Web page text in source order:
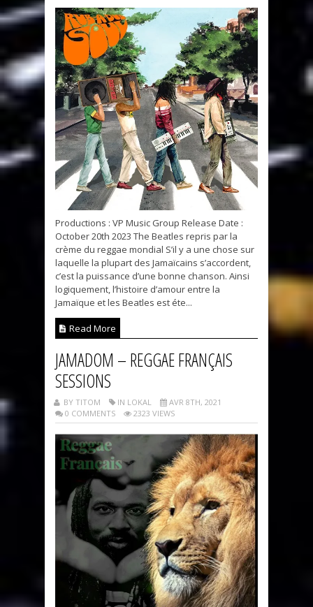
Productions : VP Music Group Release Date :
October 20th 2023 The Beatles repris par la
crème du reggae mondial S’il y a une chose sur
laquelle la plupart des Jamaïcains s’accordent,
c’est la puissance d’une bonne chanson. Ainsi
logiquement, l’histoire d’amour entre la
Jamaïque et les Beatles est éte...
Read More
JAMADOM – REGGAE FRANÇAIS
SESSIONS
BY TITOM IN LOKAL
AVR 8TH, 2021
0 COMMENTS
2323 VIEWS